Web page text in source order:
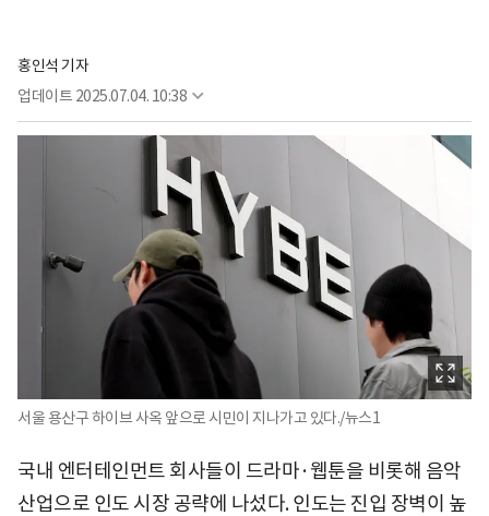
홍인석 기자
업데이트 2025.07.04. 10:38
서울 용산구 하이브 사옥 앞으로 시민이 지나가고 있다./뉴스1
국내 엔터테인먼트 회사들이 드라마·웹툰을 비롯해 음악
산업으로 인도 시장 공략에 나섰다. 인도는 진입 장벽이 높